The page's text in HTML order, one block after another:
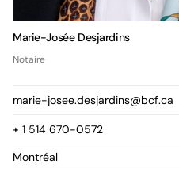
Marie-Josée Desjardins
Notaire
marie-josee.desjardins@bcf.ca
+ 1 514 670-0572
Montréal